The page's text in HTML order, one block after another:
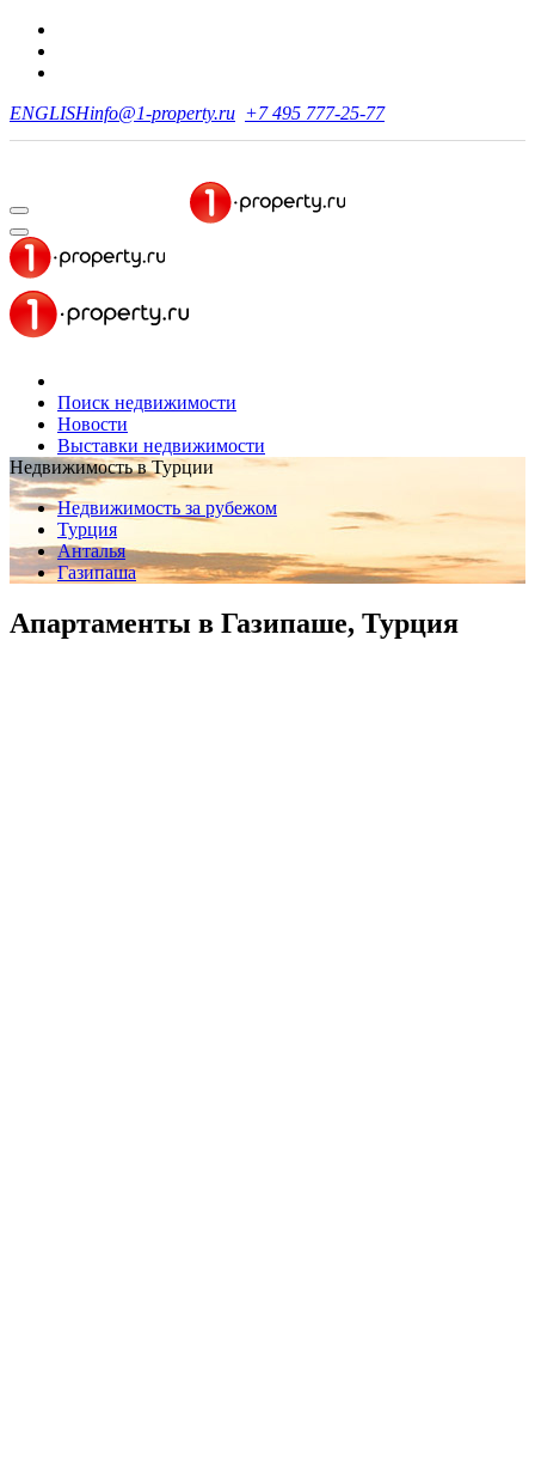
ENGLISHinfo@1-property.ru +7 495 777-25-77
Поиск недвижимости
Новости
Выставки недвижимости
Недвижимость в Турции
Недвижимость за рубежом
Турция
Анталья
Газипаша
Апартаменты в Газипаше, Турция